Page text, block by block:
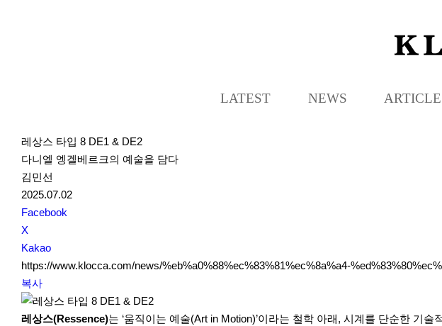
K
L
C
LATEST NEWS
레상스 타입 8 DE1 & DE2
다니엘 엥겔베르크의 예술을 담다
김민선
2025.07.02
S
N
S
S
h
a
r
Facebook
X
Kakao
https://www.klocca.com/news/%eb%a0%88%ec%83%81%ec%8a%a4-
복사
레상스(Ressence)는 ‘움직이는 예술(Art in Motion)’이라는 철학 아래, 시계를 단순한 기